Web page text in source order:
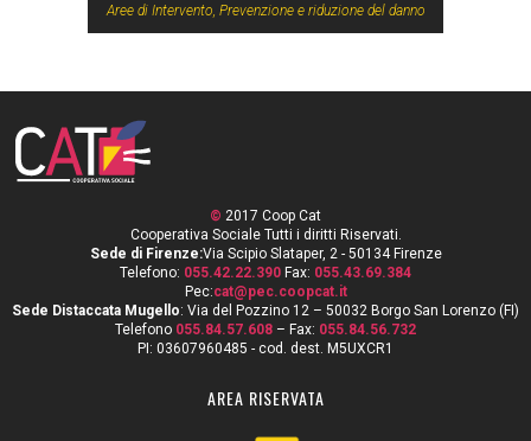
Aree di Intervento, Prevenzione e riduzione del danno
© 2017 Coop Cat
Cooperativa Sociale Tutti i diritti Riservati.
Sede di Firenze:Via Scipio Slataper, 2 - 50134 Firenze
Telefono: 055.42.22.390 Fax: 055.43.69.384
Pec:cat@pec.coopcat.it
Sede Distaccata Mugello: Via del Pozzino 12 – 50032 Borgo San Lorenzo (FI)
Telefono 055.84.57.608 – Fax: 055.84.56.732
PI: 03607960485 - cod. dest. M5UXCR1
AREA RISERVATA